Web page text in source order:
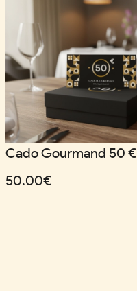
Cado Gourmand 50 €
50.00€